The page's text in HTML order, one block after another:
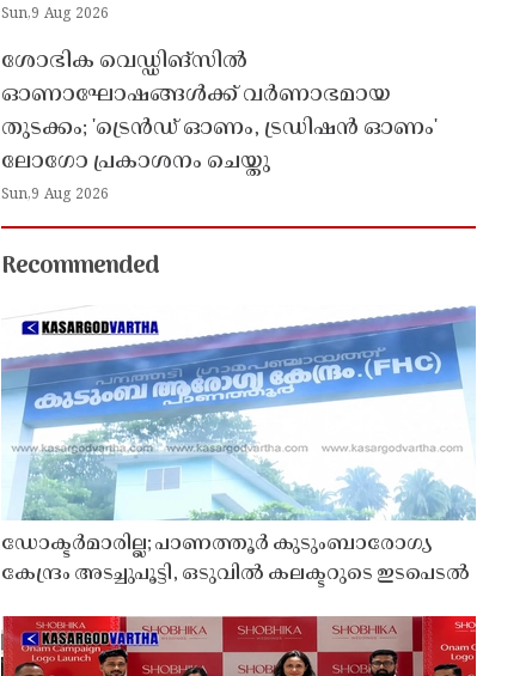
Sun,9 Aug 2026
ശോഭിക വെഡ്ഡിങ്സിൽ
ഓണാഘോഷങ്ങൾക്ക് വർണാഭമായ
തുടക്കം; 'ട്രെൻഡ് ഓണം, ട്രഡിഷൻ ഓണം'
ലോഗോ പ്രകാശനം ചെയ്തു
Sun,9 Aug 2026
Recommended
ഡോക്ടർമാരില്ല; പാണത്തൂർ കുടുംബാരോഗ്യ
കേന്ദ്രം അടച്ചുപൂട്ടി, ഒടുവിൽ കലക്ടറുടെ ഇടപെടൽ